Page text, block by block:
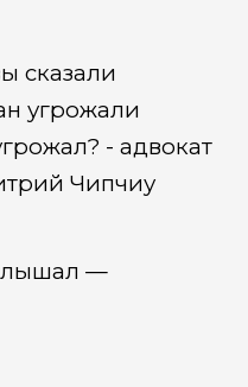
сказали
угрожали
- адвокат
Чипчиу
—